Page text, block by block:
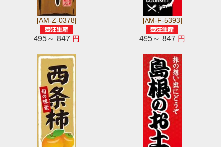
[AM-Z-0378]
495～ 847 円
[AM-F-5393]
495～ 847 円